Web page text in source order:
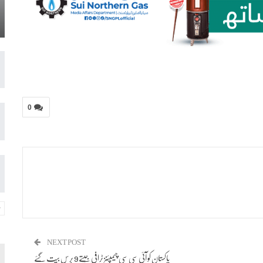
0
NEXT POST
پاکستان کو آئی سی سی چیمپئنز ٹرافی جیتے 9 برس بیت گئے